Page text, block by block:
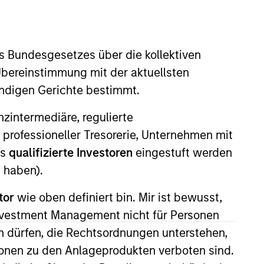
Bundesgesetzes über die kollektiven
mit der aktuellsten
Gerichte bestimmt.
regulierte
Tresorerie, Unternehmen mit
qualifizierte Investoren eingestuft werden
wie oben definiert bin. Mir ist bewusst,
Management nicht für Personen
die Rechtsordnungen unterstehen,
zu den Anlageprodukten verboten sind.
that the investment mentioned
The trademarks and service marks
sponsored, or otherwise approved by
are providing these hyperlinks to you
investigation, verification or
the information contained on the site